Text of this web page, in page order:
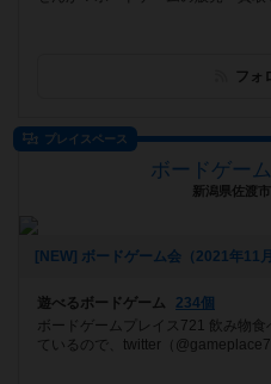
フォ
プレイスペース
ボードゲー
新潟県佐渡
[NEW] ボードゲーム会（2021年11
遊べるボードゲーム
234個
ボードゲームプレイス721 飲み物
ているので、twitter（